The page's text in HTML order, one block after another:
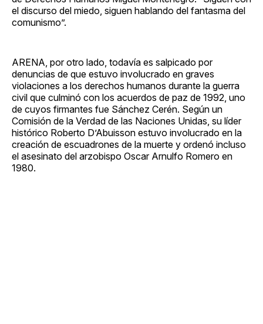
el discurso del miedo, siguen hablando del fantasma del
comunismo”.
ARENA, por otro lado, todavía es salpicado por
denuncias de que estuvo involucrado en graves
violaciones a los derechos humanos durante la guerra
civil que culminó con los acuerdos de paz de 1992, uno
de cuyos firmantes fue Sánchez Cerén. Según un
Comisión de la Verdad de las Naciones Unidas, su líder
histórico Roberto D’Abuisson estuvo involucrado en la
creación de escuadrones de la muerte y ordenó incluso
el asesinato del arzobispo Oscar Arnulfo Romero en
1980.